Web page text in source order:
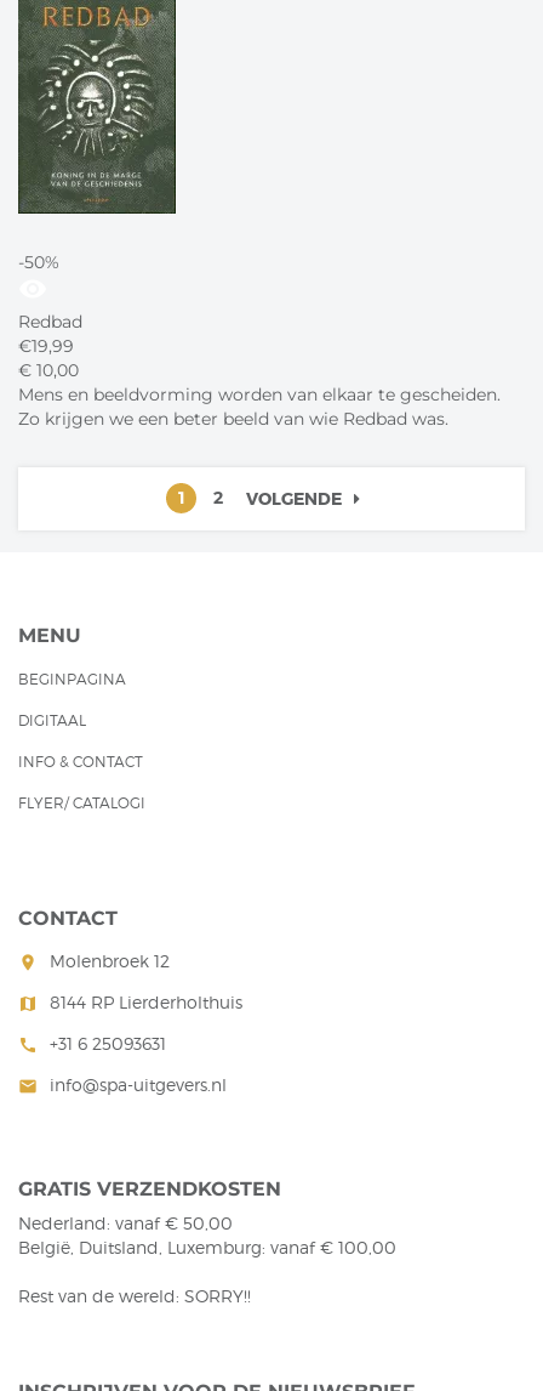
-50%
Redbad
€19,99
€ 10,00
Mens en beeldvorming worden van elkaar te gescheiden.
Zo krijgen we een beter beeld van wie Redbad was.
1 2 VOLGENDE
MENU
BEGINPAGINA
DIGITAAL
INFO & CONTACT
FLYER/ CATALOGI
CONTACT
room Molenbroek 12
map 8144 RP Lierderholthuis
call +31 6 25093631
mail info@spa-uitgevers.nl
GRATIS VERZENDKOSTEN
Nederland: vanaf € 50,00
België, Duitsland, Luxemburg: vanaf € 100,00
Rest van de wereld: SORRY!!